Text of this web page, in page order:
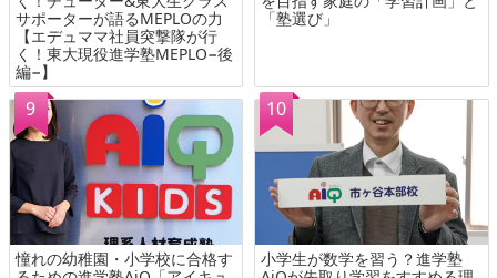
サポーターが語るMEPLOの力
【エデュママ社員突撃隊が行
く！東大現役進学塾MEPLO−後
編−】
「塾選び」
憧れの幼稚園・小学校に合格す
小学生が数学を習う？進学塾